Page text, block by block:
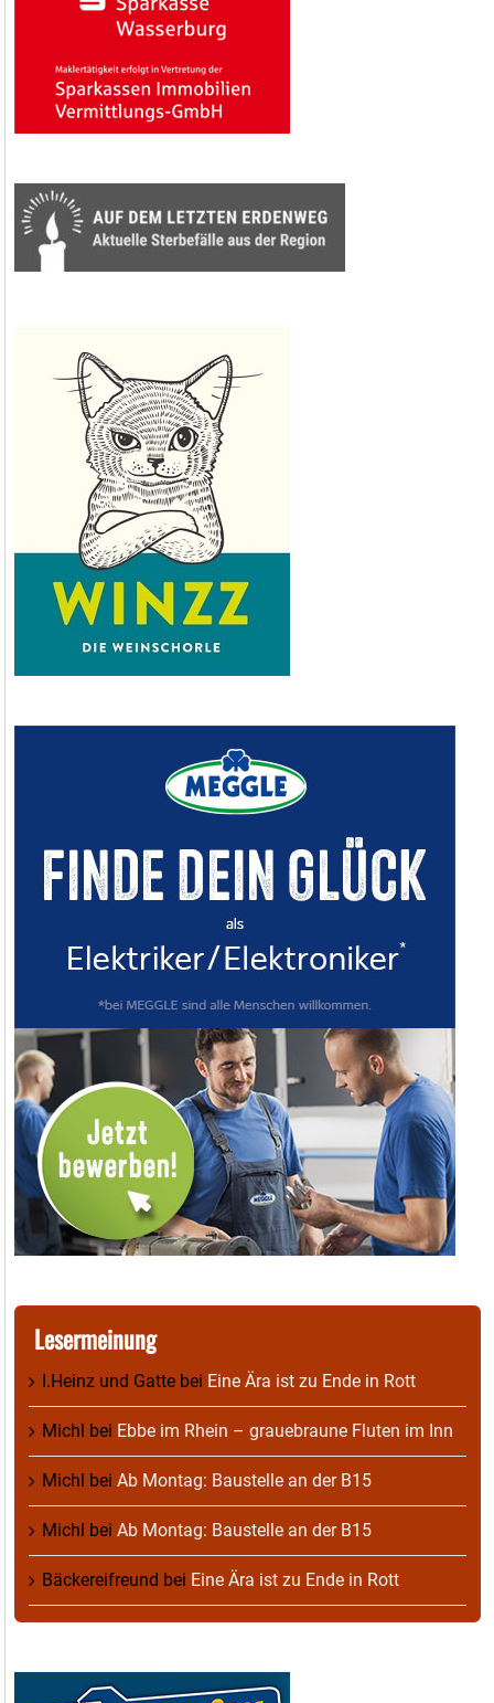
Lesermeinung
I.Heinz und Gatte bei Eine Ära ist zu Ende in Rott
Michl bei Ebbe im Rhein – grauebraune Fluten im Inn
Michl bei Ab Montag: Baustelle an der B15
Michl bei Ab Montag: Baustelle an der B15
Bäckereifreund bei Eine Ära ist zu Ende in Rott